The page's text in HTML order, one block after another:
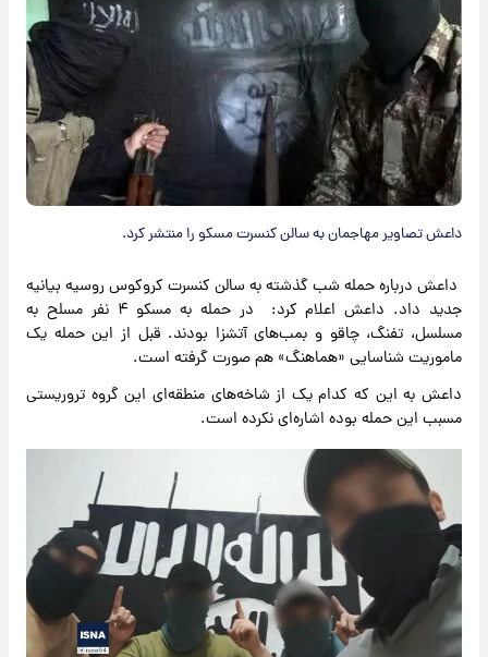
داعش تصاویر مهاجمان به سالن کنسرت مسکو را منتشر کرد.
داعش درباره حمله شب گذشته به سالن کنسرت کروکوس روسیه بیانیه
جدید داد. داعش اعلام کرد: در حمله به مسکو ۴ نفر مسلح به
مسلسل، تفنگ، چاقو و بمب‌های آتشزا بودند. قبل از این حمله یک
ماموریت شناسایی «هماهنگ» هم صورت گرفته است.
داعش به این که کدام یک از شاخه‌های منطقه‌ای این گروه تروریستی
مسبب این حمله بوده‌ اشاره‌ای نکرده است.